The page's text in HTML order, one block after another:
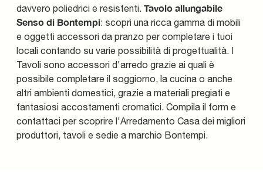
davvero poliedrici e resistenti. Tavolo allungabile
Senso di Bontempi: scopri una ricca gamma di mobili
e oggetti accessori da pranzo per completare i tuoi
locali contando su varie possibilità di progettualità. I
Tavoli sono accessori d'arredo grazie ai quali è
possibile completare il soggiorno, la cucina o anche
altri ambienti domestici, grazie a materiali pregiati e
fantasiosi accostamenti cromatici. Compila il form e
contattaci per scoprire l'Arredamento Casa dei migliori
produttori, tavoli e sedie a marchio Bontempi.